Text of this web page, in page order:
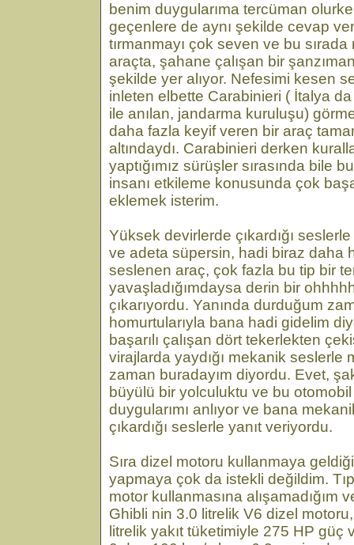
benim duygularıma tercüman
geçenlere de aynı şekilde cevap
tırmanmayı çok seven ve bu
araçta, şahane çalışan bir
şekilde yer alıyor. Nefesimi kesen
inleten elbette Carabinieri ( İtalya
ile anılan, jandarma kuruluşu)
daha fazla keyif veren bir araç
altındaydı. Carabinieri derken
yaptığımız sürüşler sırasında bile
insanı etkileme konusunda çok
eklemek isterim.
Yüksek devirlerde çıkardığı
ve adeta süpersin, hadi biraz daha
seslenen araç, çok fazla bu tip bir
yavaşladığımdaysa derin bir
çıkarıyordu. Yanında durduğum
homurtularıyla bana hadi gidelim
başarılı çalışan dört tekerlekten
virajlarda yaydığı mekanik seslerle
zaman buradayım diyordu. Evet,
büyülü bir yolculuktu ve bu
duygularımı anlıyor ve bana
çıkardığı seslerle yanıt veriyordu.
Sıra dizel motoru kullanmaya
yapmaya çok da istekli değildim.
motor kullanmasına alışamadığım
Ghibli nin 3.0 litrelik V6 dizel
litrelik yakıt tüketimiyle 275 HP güç